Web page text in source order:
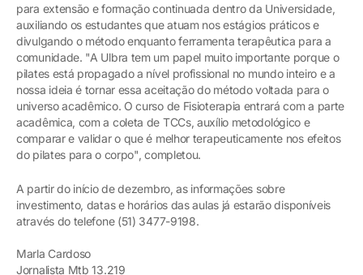
para extensão e formação continuada dentro da Universidade,
auxiliando os estudantes que atuam nos estágios práticos e
divulgando o método enquanto ferramenta terapêutica para a
comunidade. "A Ulbra tem um papel muito importante porque o
pilates está propagado a nível profissional no mundo inteiro e a
nossa ideia é tornar essa aceitação do método voltada para o
universo acadêmico. O curso de Fisioterapia entrará com a parte
acadêmica, com a coleta de TCCs, auxílio metodológico e
comparar e validar o que é melhor terapeuticamente nos efeitos
do pilates para o corpo", completou.
A partir do início de dezembro, as informações sobre
investimento, datas e horários das aulas já estarão disponíveis
através do telefone (51) 3477-9198.
Marla Cardoso
Jornalista Mtb 13.219